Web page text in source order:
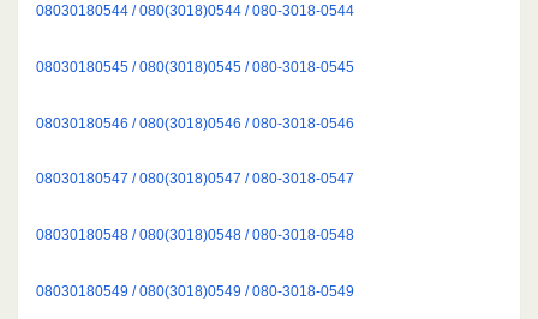
08030180544 / 080(3018)0544 / 080-3018-0544
08030180545 / 080(3018)0545 / 080-3018-0545
08030180546 / 080(3018)0546 / 080-3018-0546
08030180547 / 080(3018)0547 / 080-3018-0547
08030180548 / 080(3018)0548 / 080-3018-0548
08030180549 / 080(3018)0549 / 080-3018-0549